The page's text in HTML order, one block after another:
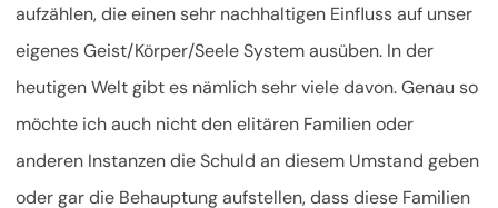
aufzählen, die einen sehr nachhaltigen Einfluss auf unser
eigenes Geist/Körper/Seele System ausüben. In der
heutigen Welt gibt es nämlich sehr viele davon. Genau so
möchte ich auch nicht den elitären Familien oder
anderen Instanzen die Schuld an diesem Umstand geben
oder gar die Behauptung aufstellen, dass diese Familien